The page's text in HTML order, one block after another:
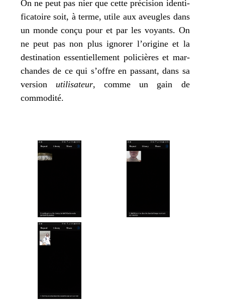
On ne peut pas nier que cette pré­ci­sion iden­ti­
fi­ca­toire soit, à terme, utile aux aveugles dans
un monde conçu pour et par les voyants. On
ne peut pas non plus igno­rer l’o­ri­gine et la
des­ti­na­tion essen­tiel­le­ment poli­cières et mar­
chandes de ce qui s’offre en pas­sant, dans sa
ver­sion uti­li­sa­teur, comme un gain de
commodité.